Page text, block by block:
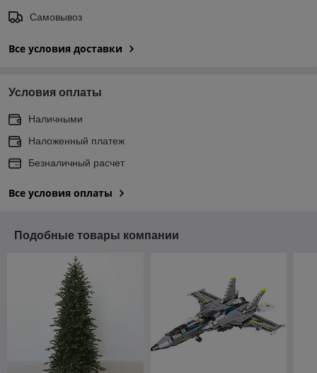
Самовывоз
Все условия доставки
Условия оплаты
Наличными
Наложенный платеж
Безналичный расчет
Все условия оплаты
Подобные товары компании